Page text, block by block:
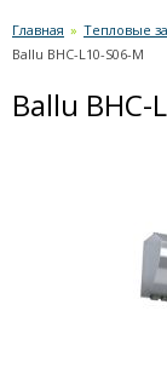
Керамические
Тепловые пушки
серия S2-Metallic
Ballu BHC-L08-S05-
Главная » Тепловые
Ballu BHC-L10-S06-M
Ballu BHC-